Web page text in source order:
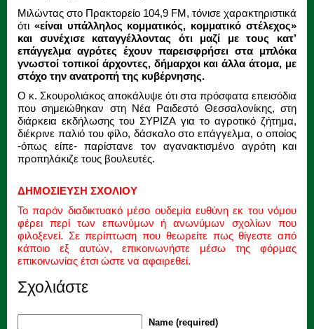
Μιλώντας στο Πρακτορείο 104,9 FM, τόνισε χαρακτηριστικά
ότι «είναι υπάλληλος κομματικός, κομματικό στέλεχος»
και συνέχισε καταγγέλλοντας ότι μαζί με τους κατ’
επάγγελμα αγρότες έχουν παρεισφρήσει στα μπλόκα
γνωστοί τοπικοί άρχοντες, δήμαρχοι και άλλα άτομα, με
στόχο την ανατροπή της κυβέρνησης.
Ο κ. Σκουρολιάκος αποκάλυψε ότι στα πρόσφατα επεισόδια
που σημειώθηκαν στη Νέα Ραιδεστό Θεσσαλονίκης, στη
διάρκεια εκδήλωσης του ΣΥΡΙΖΑ για το αγροτικό ζήτημα,
διέκρινε παλιό του φίλο, δάσκαλο στο επάγγελμα, ο οποίος
-όπως είπε- παρίστανε τον αγανακτισμένο αγρότη και
προπηλάκιζε τους βουλευτές.
ΔΗΜΟΣΙΕΥΣΗ ΣΧΟΛΙΟΥ
Το παρόν διαδικτυακό μέσο ουδεμία ευθύνη εκ του νόμου
φέρει περί των επωνύμων ή ανωνύμων σχολίων που
φιλοξενεί. Σε περίπτωση που θεωρείτε πως θίγεστε από
κάποιο εξ αυτών, επικοινωνήστε μέσω της φόρμας
επικοινωνίας έτσι ώστε να αφαιρεθεί.
Σχολιάστε
Name (required)